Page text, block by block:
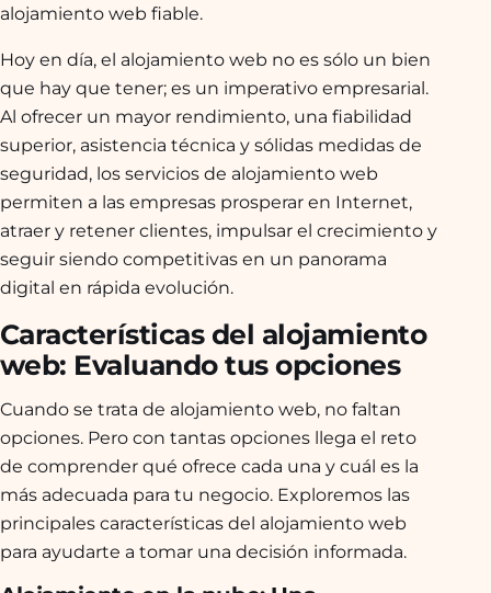
alojamiento web fiable.
Hoy en día, el alojamiento web no es sólo un bien
que hay que tener; es un imperativo empresarial.
Al ofrecer un mayor rendimiento, una fiabilidad
superior, asistencia técnica y sólidas medidas de
seguridad, los servicios de alojamiento web
permiten a las empresas prosperar en Internet,
atraer y retener clientes, impulsar el crecimiento y
seguir siendo competitivas en un panorama
digital en rápida evolución.
Características del alojamiento
web: Evaluando tus opciones
Cuando se trata de alojamiento web, no faltan
opciones. Pero con tantas opciones llega el reto
de comprender qué ofrece cada una y cuál es la
más adecuada para tu negocio. Exploremos las
principales características del alojamiento web
para ayudarte a tomar una decisión informada.